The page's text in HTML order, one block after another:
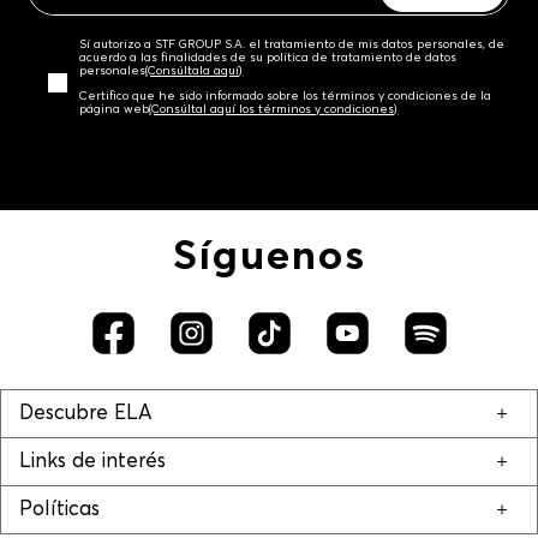
Sí autorizo a STF GROUP S.A. el tratamiento de mis datos personales, de
acuerdo a las finalidades de su política de tratamiento de datos
personales‎(Consúltala aquí)
Certifico que he sido informado sobre los términos y condiciones de la
página web‎(Consúltal aquí los términos y condiciones)
Síguenos
Descubre ELA
Links de interés
Políticas